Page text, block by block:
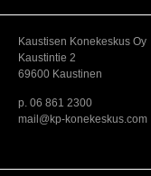
Kaustisen Konekeskus Oy
Kaustintie 2
69600 Kaustinen
p. 06 861 2300
mail@kp-konekeskus.com